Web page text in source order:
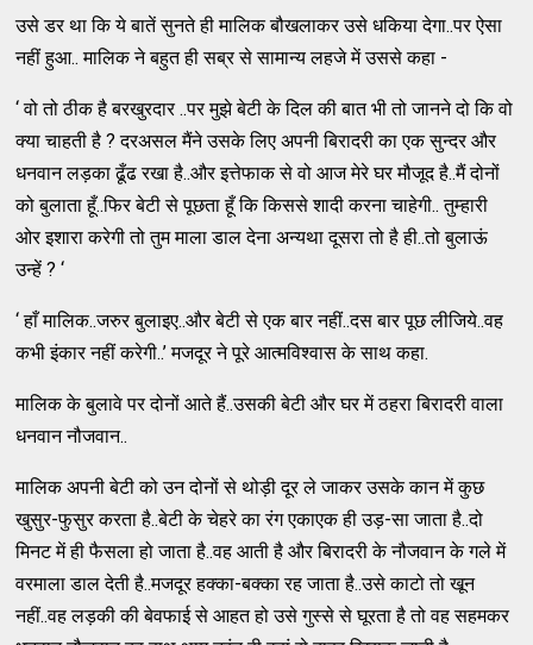
उसे डर था कि ये बातें सुनते ही मालिक बौखलाकर उसे धकिया देगा..पर ऐसा
नहीं हुआ.. मालिक ने बहुत ही सब्र से सामान्य लहजे में उससे कहा -
‘ वो तो ठीक है बरखुरदार ..पर मुझे बेटी के दिल की बात भी तो जानने दो कि वो
क्या चाहती है ? दरअसल मैंने उसके लिए अपनी बिरादरी का एक सुन्दर और
धनवान लड़का ढूँढ रखा है..और इत्तेफाक से वो आज मेरे घर मौजूद है..मैं दोनों
को बुलाता हूँ..फिर बेटी से पूछता हूँ कि किससे शादी करना चाहेगी.. तुम्हारी
ओर इशारा करेगी तो तुम माला डाल देना अन्यथा दूसरा तो है ही..तो बुलाऊं
उन्हें ? ‘
‘ हाँ मालिक..जरुर बुलाइए..और बेटी से एक बार नहीं..दस बार पूछ लीजिये..वह
कभी इंकार नहीं करेगी..’ मजदूर ने पूरे आत्मविश्वास के साथ कहा.
मालिक के बुलावे पर दोनों आते हैं..उसकी बेटी और घर में ठहरा बिरादरी वाला
धनवान नौजवान..
मालिक अपनी बेटी को उन दोनों से थोड़ी दूर ले जाकर उसके कान में कुछ
खुसुर-फुसुर करता है..बेटी के चेहरे का रंग एकाएक ही उड़-सा जाता है..दो
मिनट में ही फैसला हो जाता है..वह आती है और बिरादरी के नौजवान के गले में
वरमाला डाल देती है..मजदूर हक्का-बक्का रह जाता है..उसे काटो तो खून
नहीं..वह लड़की की बेवफाई से आहत हो उसे गुस्से से घूरता है तो वह सहमकर